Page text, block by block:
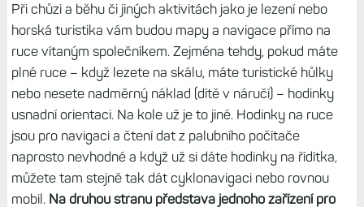
Při chůzi a běhu či jiných aktivitách jako je lezení nebo
horská turistika vám budou mapy a navigace přímo na
ruce vítaným společníkem. Zejména tehdy, pokud máte
plné ruce – když lezete na skálu, máte turistické hůlky
nebo nesete nadměrný náklad (dítě v náručí) – hodinky
usnadní orientaci. Na kole už je to jiné. Hodinky na ruce
jsou pro navigaci a čtení dat z palubního počítače
naprosto nevhodné a když už si dáte hodinky na řídítka,
můžete tam stejně tak dát cyklonavigaci nebo rovnou
mobil. Na druhou stranu představa jednoho zařízení pro